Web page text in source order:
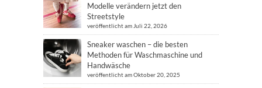
Modelle verändern jetzt den
Streetstyle
veröffentlicht am Juli 22, 2026
Sneaker waschen – die besten
Methoden für Waschmaschine und
Handwäsche
veröffentlicht am Oktober 20, 2025